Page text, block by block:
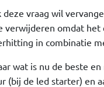
vraag wil
verwijderen omdat
in combinatie
wat is nu de beste
de led starter) en